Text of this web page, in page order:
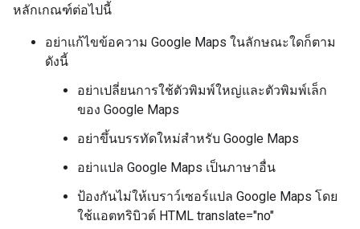
หลักเกณฑ์ต่อไปนี้
อย่าแก้ไขข้อความ Google Maps ในลักษณะใดก็ตาม
ดังนี้
อย่าเปลี่ยนการใช้ตัวพิมพ์ใหญ่และตัวพิมพ์เล็ก
ของ Google Maps
อย่าขึ้นบรรทัดใหม่สำหรับ Google Maps
อย่าแปล Google Maps เป็นภาษาอื่น
ป้องกันไม่ให้เบราว์เซอร์แปล Google Maps โดย
ใช้แอตทริบิวต์ HTML translate="no"